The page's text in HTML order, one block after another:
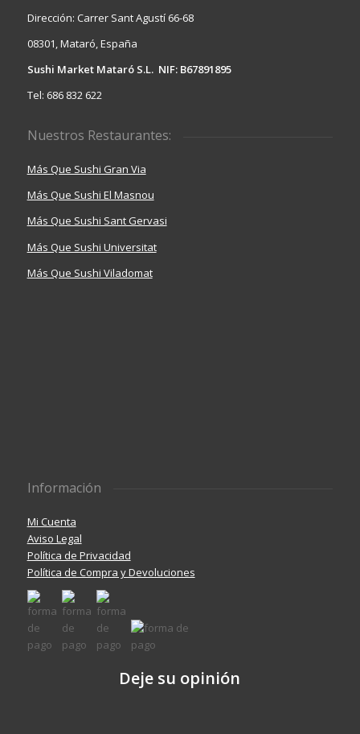
Dirección: Carrer Sant Agustí 66-68
08301, Mataró, España
Sushi Market Mataró S.L. NIF: B67891895
Tel: 686 832 622
Nuestros Restaurantes:
Más Que Sushi Gran Via
Más Que Sushi El Masnou
Más Que Sushi Sant Gervasi
Más Que Sushi Universitat
Más Que Sushi Viladomat
Información
Mi Cuenta
Aviso Legal
Política de Privacidad
Política de Compra y Devoluciones
Deje su opinión